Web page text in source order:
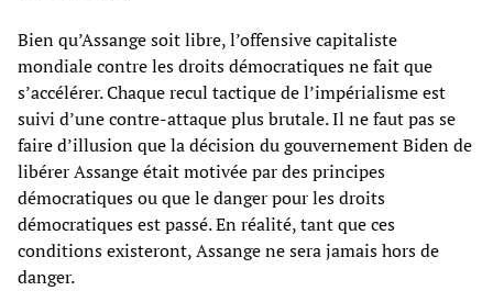
Bien qu’Assange soit libre, l’offensive capitaliste
mondiale contre les droits démocratiques ne fait que
s’accélérer. Chaque recul tactique de l’impérialisme est
suivi d’une contre-attaque plus brutale. Il ne faut pas se
faire d’illusion que la décision du gouvernement Biden de
libérer Assange était motivée par des principes
démocratiques ou que le danger pour les droits
démocratiques est passé. En réalité, tant que ces
conditions existeront, Assange ne sera jamais hors de
danger.